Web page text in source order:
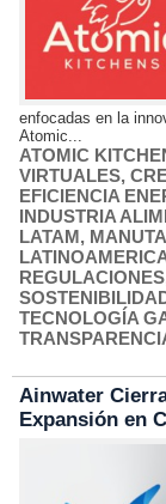
enfocadas en la
Atomic...
ATOMIC
VIRTUALES,
EFICIENCIA
INDUSTRIA
LATAM,
REGULACIONES
TECNOLOGÍA
Ainwater
Expansión en